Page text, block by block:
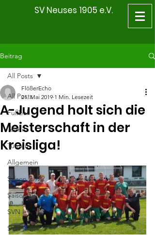
SV Neuses 1905 e.V.
Beitrag
All Posts
Fußball
Tennis
Turnen
Allgemein
Saison 21/22
Saison 22/23
SVN I
SVN II
All Posts
A-Jugend holt sich die
Meisterschaft in der
Kreisliga!
FlößerEcho
21. Mai 2019 1 Min. Lesezeit